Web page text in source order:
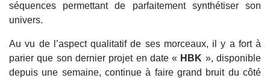
séquences permettant de parfaitement synthétiser son
univers.
Au vu de l’aspect qualitatif de ses morceaux, il y a fort à
parier que son dernier projet en date « HBK », disponible
depuis une semaine, continue à faire grand bruit du côté